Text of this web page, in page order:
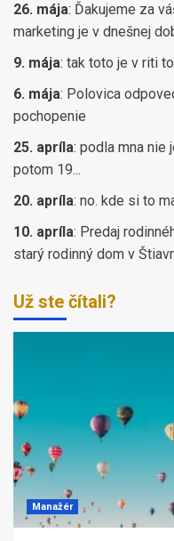
26. mája: Ďakujeme za
marketing je v dnešnej
9. mája: tak toto je v riti
6. mája: Polovica
pochopenie
25. apríla: podla mna nie
potom 19...
20. apríla: no. kde si to
10. apríla: Predaj
starý rodinný dom v
Už ste čítali?
Manažér